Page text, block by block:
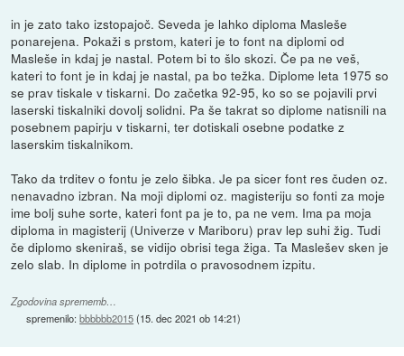
in je zato tako izstopajoč. Seveda je lahko diploma Masleše
ponarejena. Pokaži s prstom, kateri je to font na diplomi od
Masleše in kdaj je nastal. Potem bi to šlo skozi. Če pa ne veš,
kateri to font je in kdaj je nastal, pa bo težka. Diplome leta 1975 so
se prav tiskale v tiskarni. Do začetka 92-95, ko so se pojavili prvi
laserski tiskalniki dovolj solidni. Pa še takrat so diplome natisnili na
posebnem papirju v tiskarni, ter dotiskali osebne podatke z
laserskim tiskalnikom.
Tako da trditev o fontu je zelo šibka. Je pa sicer font res čuden oz.
nenavadno izbran. Na moji diplomi oz. magisteriju so fonti za moje
ime bolj suhe sorte, kateri font pa je to, pa ne vem. Ima pa moja
diploma in magisterij (Univerze v Mariboru) prav lep suhi žig. Tudi
če diplomo skeniraš, se vidijo obrisi tega žiga. Ta Maslešev sken je
zelo slab. In diplome in potrdila o pravosodnem izpitu.
Zgodovina sprememb…
spremenilo:bbbbbb2015(15. dec 2021 ob 14:21)